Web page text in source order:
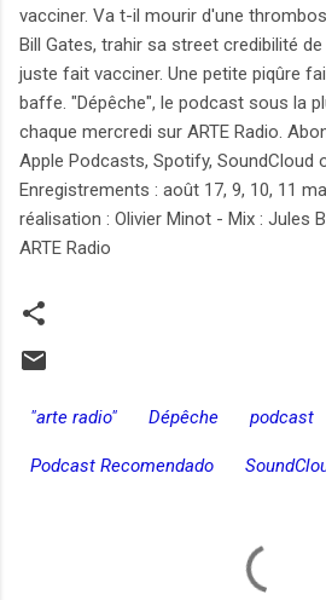
vacciner. Va t-il mourir d'une
Bill Gates, trahir sa street credibilité
juste fait vacciner. Une petite piqûre
baffe. "Dépêche", le podcast sous la
chaque mercredi sur ARTE Radio.
Apple Podcasts, Spotify, SoundCloud
Enregistrements : août 17, 9, 10, 11
réalisation : Olivier Minot - Mix : Jules
ARTE Radio
"arte radio" Dépêche podcast
Podcast Recomendado